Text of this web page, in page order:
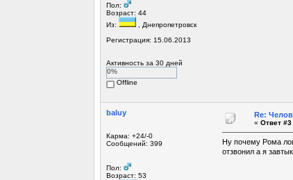
Пол:
Возраст: 44
Из:
, Днепропетровск
Регистрация: 15.06.2013
Активность за 30 дней
0%
Offline
baluy
Карма: +24/-0
Сообщений: 399
Пол:
Возраст: 53
Re:
« Ответ #3
Ну почему Рома
отзвонил а я